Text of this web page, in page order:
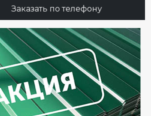
Заказать по телефону